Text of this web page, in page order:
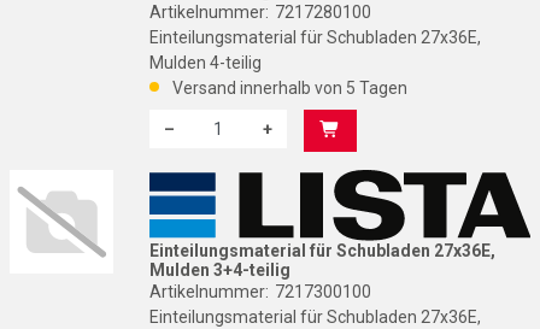
Artikelnummer: 7217280100
Einteilungsmaterial für Schubladen 27x36E,
Mulden 4-teilig
Versand innerhalb von 5 Tagen
–
+
Einteilungsmaterial für Schubladen 27x36E,
Mulden 3+4-teilig
Artikelnummer: 7217300100
Einteilungsmaterial für Schubladen 27x36E,